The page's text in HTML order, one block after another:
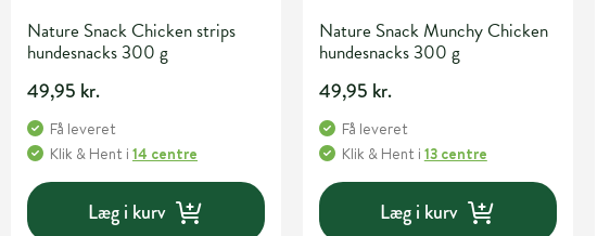
Nature Snack Chicken strips
hundesnacks 300 g
49,95 kr.
Få leveret
Klik & Hent i 14 centre
Læg i kurv
Nature Snack Munchy Chicken
hundesnacks 300 g
49,95 kr.
Få leveret
Klik & Hent i 13 centre
Læg i kurv